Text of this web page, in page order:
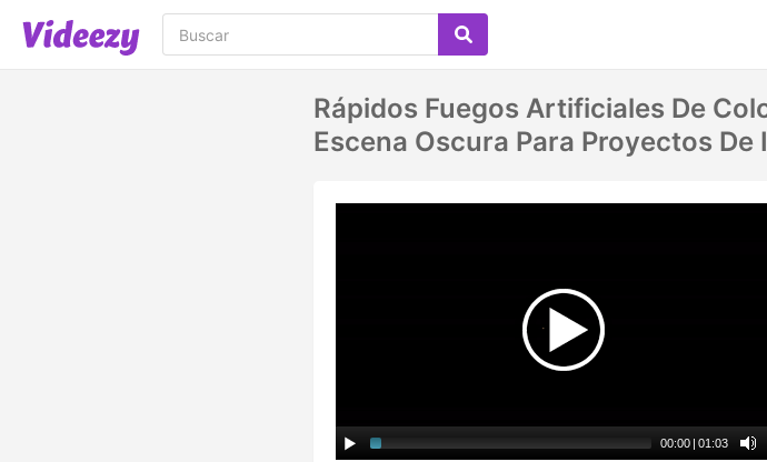
Rápidos Fuegos Artificiales De
Escena Oscura Para Proyectos
00:00 | 01:03